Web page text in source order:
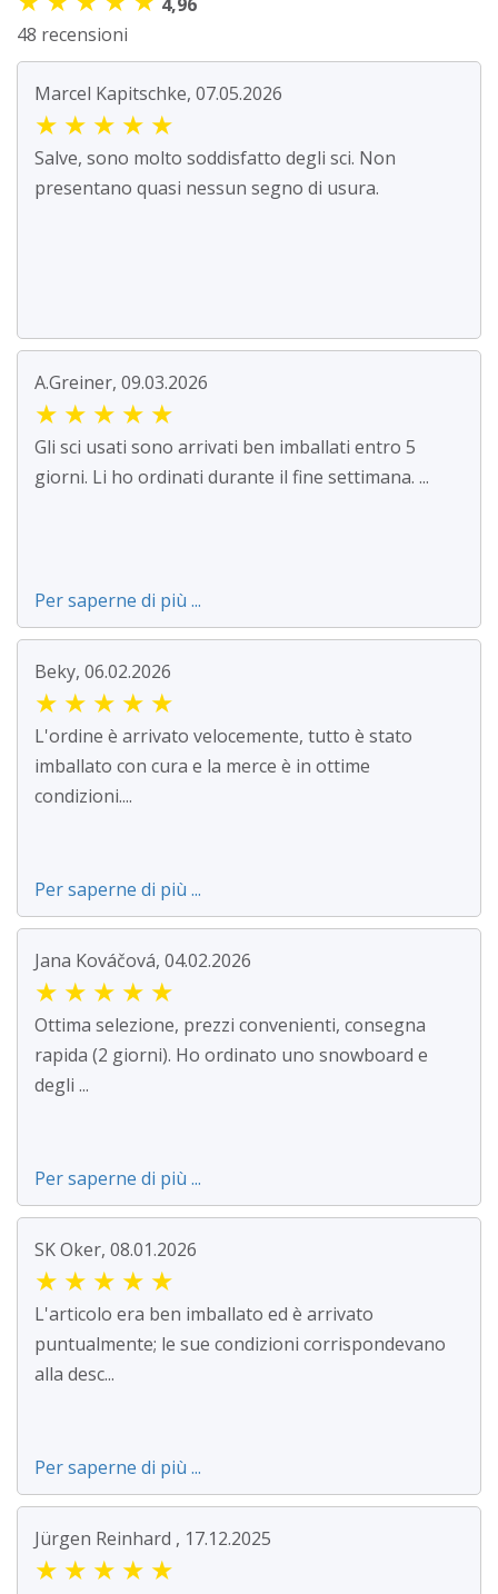
48 recensioni
Marcel Kapitschke, 07.05.2026
★ ★ ★ ★ ★
Salve, sono molto soddisfatto degli sci. Non
presentano quasi nessun segno di usura.
A.Greiner, 09.03.2026
★ ★ ★ ★ ★
Gli sci usati sono arrivati ben imballati entro 5
giorni. Li ho ordinati durante il fine settimana. ...
Per saperne di più ...
Beky, 06.02.2026
★ ★ ★ ★ ★
L'ordine è arrivato velocemente, tutto è stato
imballato con cura e la merce è in ottime
condizioni....
Per saperne di più ...
Jana Kováčová, 04.02.2026
★ ★ ★ ★ ★
Ottima selezione, prezzi convenienti, consegna
rapida (2 giorni). Ho ordinato uno snowboard e
degli ...
Per saperne di più ...
SK Oker, 08.01.2026
★ ★ ★ ★ ★
L'articolo era ben imballato ed è arrivato
puntualmente; le sue condizioni corrispondevano
alla desc...
Per saperne di più ...
Jürgen Reinhard , 17.12.2025
★ ★ ★ ★ ★